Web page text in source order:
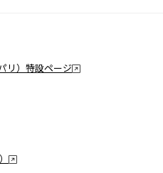
リ）特設ページ